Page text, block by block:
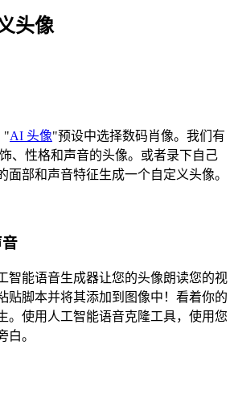
头像
"AI 头像"预设中选择数码肖像。我们有
、性格和声音的头像。或者录下自己
面部和声音特征生成一个自定义头像。
智能语音生成器让您的头像朗读您的视
贴脚本并将其添加到图像中！看着你的
。使用人工智能语音克隆工具，使用您
白。